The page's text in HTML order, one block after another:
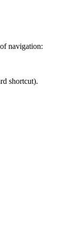
navigation:
shortcut).